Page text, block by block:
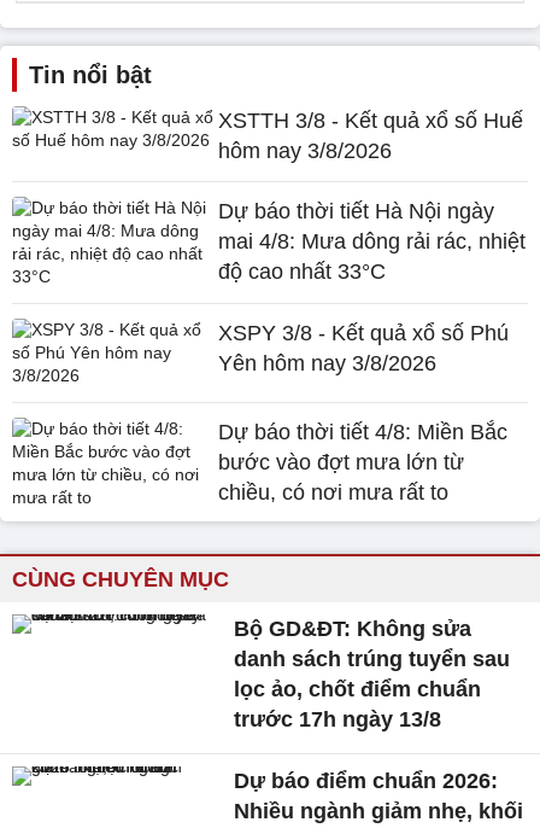
Tin nổi bật
XSTTH 3/8 - Kết quả xổ số Huế
hôm nay 3/8/2026
Dự báo thời tiết Hà Nội ngày
mai 4/8: Mưa dông rải rác, nhiệt
độ cao nhất 33°C
XSPY 3/8 - Kết quả xổ số Phú
Yên hôm nay 3/8/2026
Dự báo thời tiết 4/8: Miền Bắc
bước vào đợt mưa lớn từ
chiều, có nơi mưa rất to
CÙNG CHUYÊN MỤC
Bộ GD&ĐT: Không sửa
danh sách trúng tuyển sau
lọc ảo, chốt điểm chuẩn
trước 17h ngày 13/8
Dự báo điểm chuẩn 2026:
Nhiều ngành giảm nhẹ, khối